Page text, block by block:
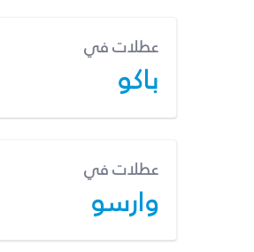
عطلات في
باكو
عطلات في
وارسو